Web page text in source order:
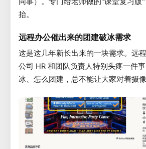
抬。
远程办公催出来的团建破冰需求
这是这几年新长出来的一块需求。远
公司 HR 和团队负责人特别头疼一件
冰、怎么团建，总不能让大家对着摄像